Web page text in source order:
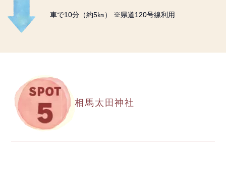
車で10分（約5㎞） ※県道120号線利用
相馬太田神社